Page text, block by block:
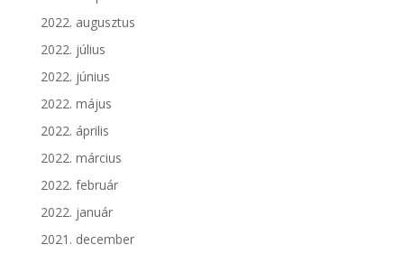
2022. augusztus
2022. július
2022. június
2022. május
2022. április
2022. március
2022. február
2022. január
2021. december